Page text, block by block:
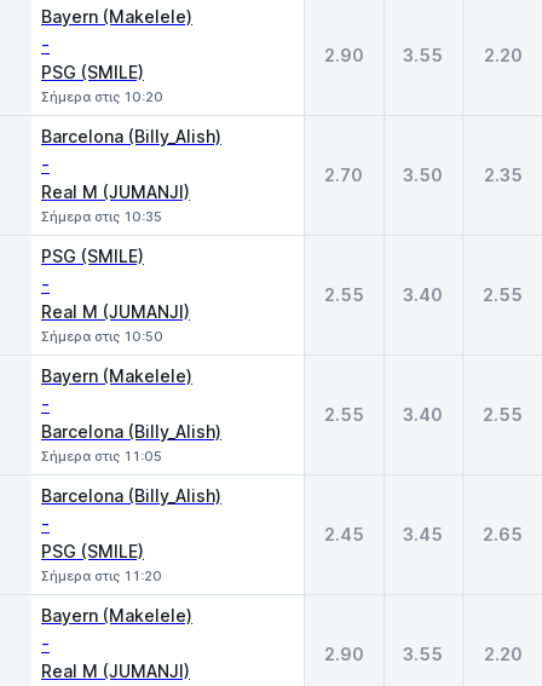
Bayern (Makelele)
-
PSG (SMILE)
Σήμερα στις 10:20
2.90 3.55 2.20
Barcelona (Billy_Alish)
-
Real M (JUMANJI)
Σήμερα στις 10:35
2.70 3.50 2.35
PSG (SMILE)
-
Real M (JUMANJI)
Σήμερα στις 10:50
2.55 3.40 2.55
Bayern (Makelele)
-
Barcelona (Billy_Alish)
Σήμερα στις 11:05
2.55 3.40 2.55
Barcelona (Billy_Alish)
-
PSG (SMILE)
Σήμερα στις 11:20
2.45 3.45 2.65
Bayern (Makelele)
-
Real M (JUMANJI)
2.90 3.55 2.20